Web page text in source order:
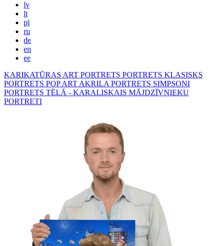
lv
lt
pl
ru
de
en
ee
KARIKATŪRAS ART PORTRETS PORTRETS KLASISKS
PORTRETS POP ART AKRILA PORTRETS SIMPSONI
PORTRETS TĒLĀ - KARALISKAIS MĀJDZĪVNIEKU
PORTRETI